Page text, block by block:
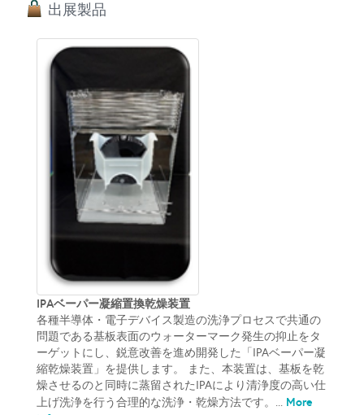
出展製品
IPAベーパー凝縮置換乾燥装置
各種半導体・電子デバイス製造の洗浄プロセスで共通の
問題である基板表面のウォーターマーク発生の抑止をタ
ーゲットにし、鋭意改善を進め開発した「IPAベーパー凝
縮乾燥装置」を提供します。 また、本装置は、基板を乾
燥させるのと同時に蒸留されたIPAにより清浄度の高い仕
上げ洗浄を行う合理的な洗浄・乾燥方法です。... More